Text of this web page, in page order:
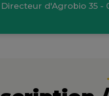
d'Agrobio 35 -